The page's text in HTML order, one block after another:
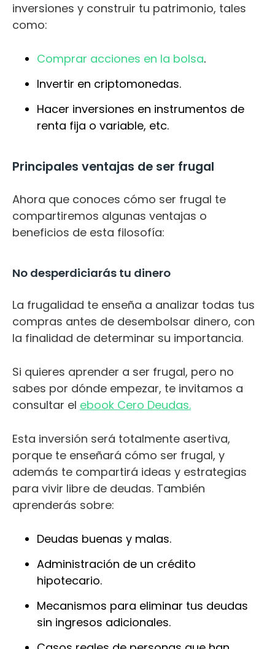
inversiones y construir tu patrimonio, tales
como:
Comprar acciones en la bolsa.
Invertir en criptomonedas.
Hacer inversiones en instrumentos de
renta fija o variable, etc.
Principales ventajas de ser frugal
Ahora que conoces cómo ser frugal te
compartiremos algunas ventajas o
beneficios de esta filosofía:
No desperdiciarás tu dinero
La frugalidad te enseña a analizar todas tus
compras antes de desembolsar dinero, con
la finalidad de determinar su importancia.
Si quieres aprender a ser frugal, pero no
sabes por dónde empezar, te invitamos a
consultar el ebook Cero Deudas.
Esta inversión será totalmente asertiva,
porque te enseñará cómo ser frugal, y
además te compartirá ideas y estrategias
para vivir libre de deudas. También
aprenderás sobre:
Deudas buenas y malas.
Administración de un crédito
hipotecario.
Mecanismos para eliminar tus deudas
sin ingresos adicionales.